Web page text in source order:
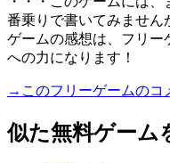
番乗りで書いてみません
ゲームの感想は、フリー
への力になります！
→このフリーゲームのコ
似た無料ゲーム